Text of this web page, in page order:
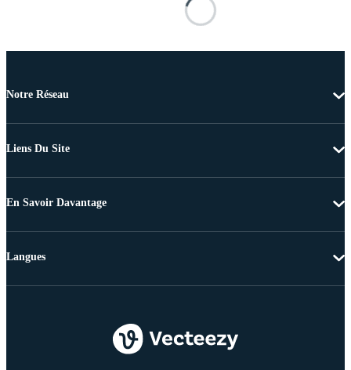
Notre Réseau
Liens Du Site
En Savoir Davantage
Langues